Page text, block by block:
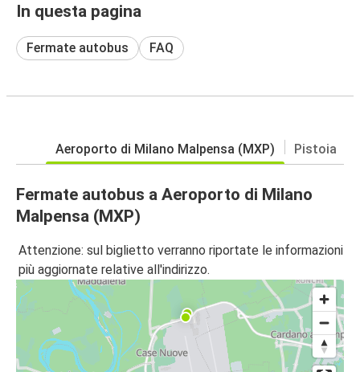
In questa pagina
Fermate autobus FAQ
Aeroporto di Milano Malpensa (MXP) Pistoia
Fermate autobus a Aeroporto di Milano
Malpensa (MXP)
Attenzione: sul biglietto verranno riportate le informazioni
più aggiornate relative all'indirizzo.